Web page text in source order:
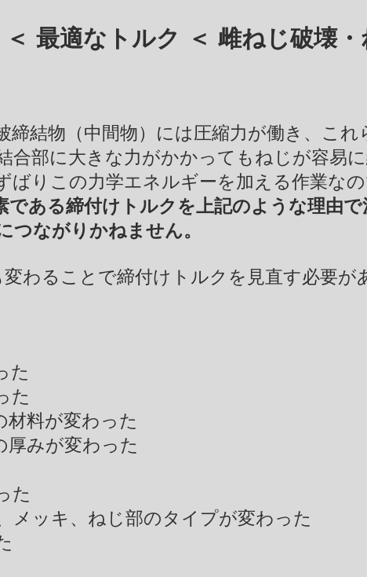
最適なトルク ＜ 雌ねじ破壊
締結物（中間物）には圧縮力が働き、これ
合部に大きな力がかかってもねじが容易
ばりこの力学エネルギーを加える作業な
である締付けトルクを上記のような理由
つながりかねません。
わることで締付けトルクを見直す必要が
た
た
材料が変わった
厚みが変わった
た
メッキ、ねじ部のタイプが変わった